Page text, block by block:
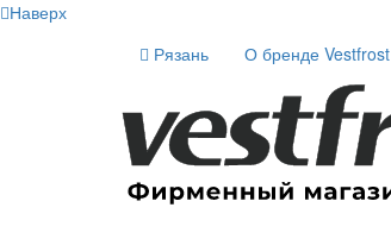
Наверх
Рязань
О бренде Vestfrost